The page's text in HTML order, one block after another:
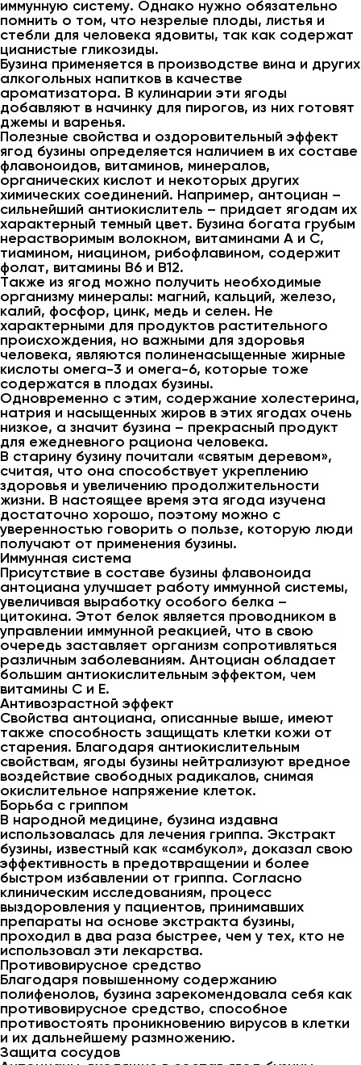
иммунную систему. Однако нужно обязательно
помнить о том, что незрелые плоды, листья и
стебли для человека ядовиты, так как содержат
цианистые гликозиды.
Бузина применяется в производстве вина и других
алкогольных напитков в качестве
ароматизатора. В кулинарии эти ягоды
добавляют в начинку для пирогов, из них готовят
джемы и варенья.
Полезные свойства и оздоровительный эффект
ягод бузины определяется наличием в их составе
флавоноидов, витаминов, минералов,
органических кислот и некоторых других
химических соединений. Например, антоциан –
сильнейший антиокислитель – придает ягодам их
характерный темный цвет. Бузина богата грубым
нерастворимым волокном, витаминами A и C,
тиамином, ниацином, рибофлавином, содержит
фолат, витамины B6 и B12.
Также из ягод можно получить необходимые
организму минералы: магний, кальций, железо,
калий, фосфор, цинк, медь и селен. Не
характерными для продуктов растительного
происхождения, но важными для здоровья
человека, являются полиненасыщенные жирные
кислоты омега-3 и омега-6, которые тоже
содержатся в плодах бузины.
Одновременно с этим, содержание холестерина,
натрия и насыщенных жиров в этих ягодах очень
низкое, а значит бузина – прекрасный продукт
для ежедневного рациона человека.
В старину бузину почитали «святым деревом»,
считая, что она способствует укреплению
здоровья и увеличению продолжительности
жизни. В настоящее время эта ягода изучена
достаточно хорошо, поэтому можно с
уверенностью говорить о пользе, которую люди
получают от применения бузины.
Иммунная система
Присутствие в составе бузины флавоноида
антоциана улучшает работу иммунной системы,
увеличивая выработку особого белка –
цитокина. Этот белок является проводником в
управлении иммунной реакцией, что в свою
очередь заставляет организм сопротивляться
различным заболеваниям. Антоциан обладает
большим антиокислительным эффектом, чем
витамины C и Е.
Антивозрастной эффект
Свойства антоциана, описанные выше, имеют
также способность защищать клетки кожи от
старения. Благодаря антиокислительным
свойствам, ягоды бузины нейтрализуют вредное
воздействие свободных радикалов, снимая
окислительное напряжение клеток.
Борьба с гриппом
В народной медицине, бузина издавна
использовалась для лечения гриппа. Экстракт
бузины, известный как «самбукол», доказал свою
эффективность в предотвращении и более
быстром избавлении от гриппа. Согласно
клиническим исследованиям, процесс
выздоровления у пациентов, принимавших
препараты на основе экстракта бузины,
проходил в два раза быстрее, чем у тех, кто не
использовал эти лекарства.
Противовирусное средство
Благодаря повышенному содержанию
полифенолов, бузина зарекомендовала себя как
противовирусное средство, способное
противостоять проникновению вирусов в клетки
и их дальнейшему размножению.
Защита сосудов